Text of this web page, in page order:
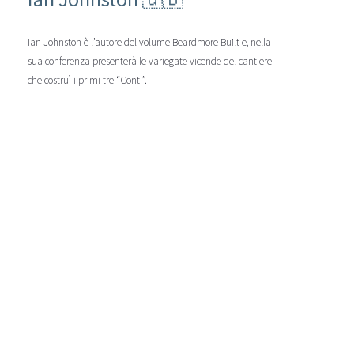
Ian Johnston è l’autore del volume Beardmore Built e, nella
sua conferenza presenterà le variegate vicende del cantiere
che costruì i primi tre “Conti”.